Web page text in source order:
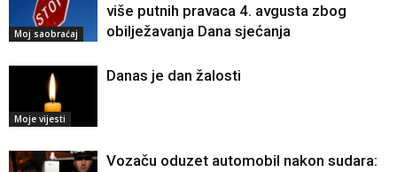
Moj saobraćaj
više putnih pravaca 4. avgusta zbog
obilježavanja Dana sjećanja
Moje vijesti
Danas je dan žalosti
Vozaču oduzet automobil nakon sudara: